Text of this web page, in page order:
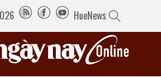
HueNews